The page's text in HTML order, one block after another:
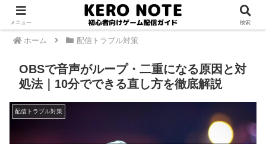
PR
ホーム 配信トラブル対策
OBSで音声がループ・二重になる原因と対
処法｜10分でできる直し方を徹底解説
配信トラブル対策
メニュー 検索